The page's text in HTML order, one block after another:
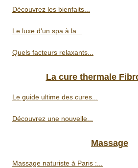
Découvrez les bienfaits...
Le luxe d'un spa à la...
Quels facteurs relaxants...
La cure thermale
Le guide ultime des cures...
Découvrez une nouvelle...
Massage
Massage naturiste à Paris :...